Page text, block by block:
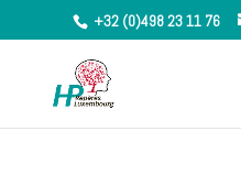
+32 (0)498 23 11 76